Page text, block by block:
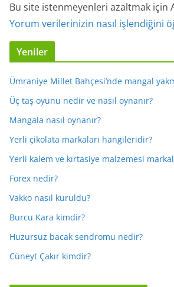
Bu site istenmeyenleri azaltmak için
Yorum verilerinizin nasıl işlendiğini
Yeniler
Ümraniye Millet Bahçesi’nde mangal
Üç taş oyunu nedir ve nasıl oynanır?
Mangala nasıl oynanır?
Yerli çikolata markaları hangileridir?
Yerli kalem ve kırtasiye malzemesi
Forex nedir?
Vakko nasıl kuruldu?
Burcu Kara kimdir?
Huzursuz bacak sendromu nedir?
Cüneyt Çakır kimdir?